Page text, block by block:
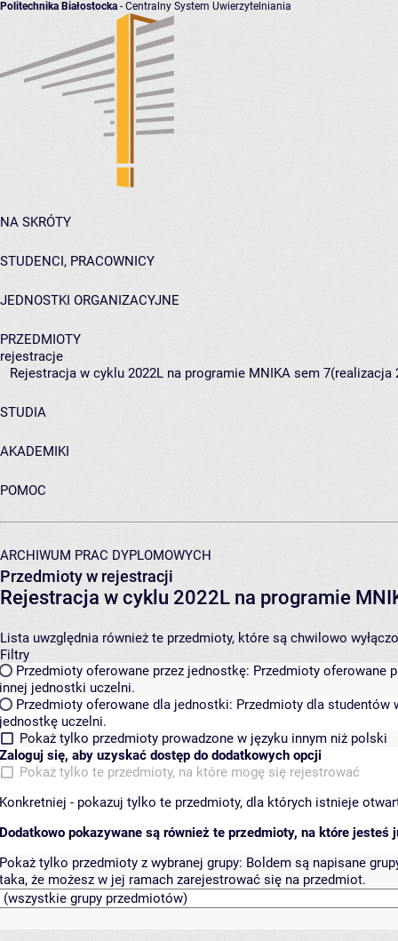
Politechnika Białostocka - Centralny System Uwierzytelniania
NA SKRÓTY
STUDENCI, PRACOWNICY
JEDNOSTKI ORGANIZACYJNE
PRZEDMIOTY
rejestracje
Rejestracja w cyklu 2022L na programie MNIKA sem 7(realizacja
STUDIA
AKADEMIKI
POMOC
ARCHIWUM PRAC DYPLOMOWYCH
Przedmioty w rejestracji
Rejestracja w cyklu 2022L na programie
Lista uwzględnia również te przedmioty, które są chwilowo
Filtry
Przedmioty oferowane przez jednostkę: Przedmioty oferowane
innej jednostki uczelni.
Przedmioty oferowane dla jednostki: Przedmioty dla studentów
jednostkę uczelni.
Pokaż tylko przedmioty prowadzone w języku innym niż polski
Zaloguj się, aby uzyskać dostęp do dodatkowych opcji
Pokaż tylko te przedmioty, na które mogę się rejestrować
Konkretniej - pokazuj tylko te przedmioty, dla których istnieje
Dodatkowo pokazywane są również te przedmioty, na które jesteś
Pokaż tylko przedmioty z wybranej grupy: Boldem są napisane
taka, że możesz w jej ramach zarejestrować się na przedmiot.